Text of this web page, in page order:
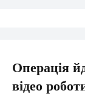
Операція
відео